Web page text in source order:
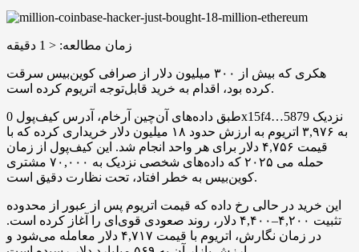
زمان مطالعه: < 1 دقیقه
هکری که بیش از ۳۰۰ میلیون دلار از صرافی کوین‌بیس سرقت
کرده بود، اقدام به خرید قابل‌توجه اتریوم کرده است.
طبق داده‌های آن‌چین آرخام، آدرس کیف‌پول 0x15f4…5879 نزدیک
به ۳,۹۷۶ اتریوم به ارزش حدود ۱۸ میلیون دلار خریداری کرده که با
قیمت ۴,۷۵۶ دلار برای هر واحد انجام شد. این کیف‌پول از زمان
حمله می ۲۰۲۵ که داده‌های شخصی نزدیک به ۷۰,۰۰۰ مشتری
کوین‌بیس به خطر افتاد، تحت نظارت دقیق است.
این خرید در حالی رخ داده که قیمت اتریوم پس از عبور از محدوده
تثبیت ۴,۲۰۰–۴,۴۰۰ دلار، روند صعودی قوی‌ای را آغاز کرده است.
در زمان نگارش، اتریوم با قیمت ۴,۷۱۷ دلار معامله می‌شود و